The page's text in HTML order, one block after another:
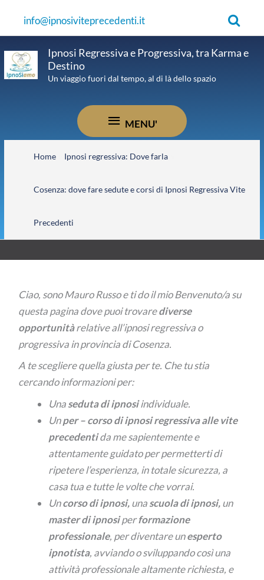
info@ipnosiviteprecedenti.it Cerca
Ipnosi Regressiva e Progressiva, tra Karma e
Destino
Un viaggio fuori dal tempo, al di là dello spazio
MENU'
MENU'
Home Ipnosi regressiva: Dove farla
Cosenza: dove fare sedute e corsi di Ipnosi Regressiva Vite
Precedenti
Ciao, sono Mauro Russo e ti do il mio Benvenuto/a su
questa pagina dove puoi trovarediverse
opportunitàrelative all’ipnosi regressiva o
progressiva in provincia di Cosenza.
A te scegliere quella giusta per te. Che tu stia
cercando informazioni per:
Unaseduta di ipnosiindividuale.
Unper –corso di ipnosi regressiva alle vite
precedentida me sapientemente e
attentamente guidato per permetterti di
ripetere l’esperienza, in totale sicurezza, a
casa tua e tutte le volte che vorrai.
Uncorso di ipnosi,unascuola di ipnosi,un
master di ipnosiperformazione
professionale, per diventare unesperto
ipnotista, avviando o sviluppando così una
attività professionale altamente richiesta, e